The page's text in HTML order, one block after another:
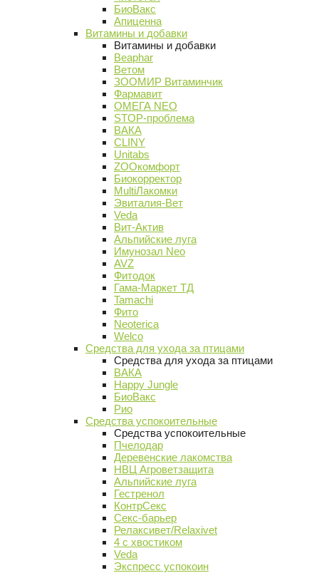
БиоВакс
Апиценна
Витамины и добавки
Витамины и добавки
Beaphar
Ветом
ЗООМИР Витаминчик
Фармавит
ОМЕГА NEO
STOP-проблема
ВАКА
CLINY
Unitabs
ZOOкомфорт
Биокорректор
MultiЛакомки
Эвиталия-Вет
Veda
Вит-Актив
Альпийские луга
Имунозал Neo
AVZ
Фитодок
Гама-Маркет ТД
Tamachi
Фито
Neoterica
Welco
Средства для ухода за птицами
Средства для ухода за птицами
ВАКА
Happy Jungle
БиоВакс
Рио
Средства успокоительные
Средства успокоительные
Пчелодар
Деревенские лакомства
НВЦ Агроветзащита
Альпийские луга
Гестренол
КонтрСекс
Секс-барьер
Релаксивет/Relaxivet
4 с хвостиком
Veda
Экспресс успокоин